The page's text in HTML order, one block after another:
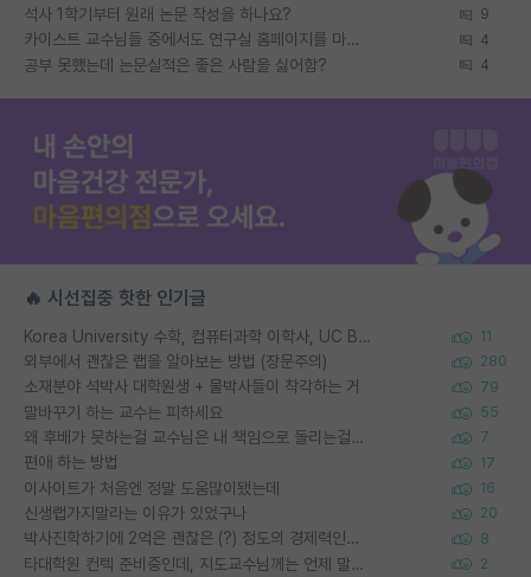
석사 1학기부터 원래 논문 작성을 하나요? 9
카이스트 교수님들 중에서도 연구실 홈페이지를 마련 안 하신 분들이 계시던데 4
공부 못했는데 논문실적은 좋은 사람을 싫어함? 4
🔥 시선집중 핫한 인기글
Korea University 수학, 컴퓨터과학 이학사, UC Berkeley 산업공학 대학원 공학박사가 되는 것은 쉽지 않겠죠? 11
외부에서 괜찮은 랩을 알아보는 방법 (장문주의) 280
소재분야 석박사 대학원생 + 물박사들이 착각하는 거 79
말바꾸기 하는 교수는 피하세요 55
왜 후배가 못하는걸 교수님은 내 책임으로 돌리는걸까요? 7
편애 하는 방법 17
이사이트가 처음엔 정말 도움많이됐는데 16
신생랩가지말라는 이유가 있었구나 20
박사진학하기에 2억은 괜찮은 (?) 정도의 경제력인가요 8
타대학원 컨텍 준비중인데, 지도교수님께는 언제 말씀드려야 할까요? 2